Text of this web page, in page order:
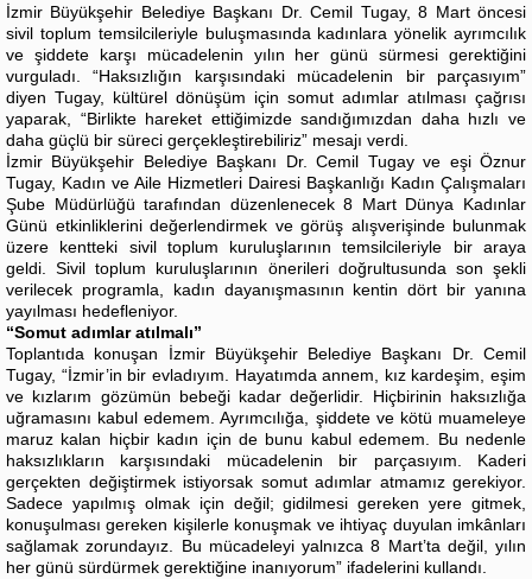
İzmir Büyükşehir Belediye Başkanı Dr. Cemil Tugay, 8 Mart öncesi
sivil toplum temsilcileriyle buluşmasında kadınlara yönelik ayrımcılık
ve şiddete karşı mücadelenin yılın her günü sürmesi gerektiğini
vurguladı. “Haksızlığın karşısındaki mücadelenin bir parçasıyım”
diyen Tugay, kültürel dönüşüm için somut adımlar atılması çağrısı
yaparak, “Birlikte hareket ettiğimizde sandığımızdan daha hızlı ve
daha güçlü bir süreci gerçekleştirebiliriz” mesajı verdi.
İzmir Büyükşehir Belediye Başkanı Dr. Cemil Tugay ve eşi Öznur
Tugay, Kadın ve Aile Hizmetleri Dairesi Başkanlığı Kadın Çalışmaları
Şube Müdürlüğü tarafından düzenlenecek 8 Mart Dünya Kadınlar
Günü etkinliklerini değerlendirmek ve görüş alışverişinde bulunmak
üzere kentteki sivil toplum kuruluşlarının temsilcileriyle bir araya
geldi. Sivil toplum kuruluşlarının önerileri doğrultusunda son şekli
verilecek programla, kadın dayanışmasının kentin dört bir yanına
yayılması hedefleniyor.
“Somut adımlar atılmalı”
Toplantıda konuşan İzmir Büyükşehir Belediye Başkanı Dr. Cemil
Tugay, “İzmir’in bir evladıyım. Hayatımda annem, kız kardeşim, eşim
ve kızlarım gözümün bebeği kadar değerlidir. Hiçbirinin haksızlığa
uğramasını kabul edemem. Ayrımcılığa, şiddete ve kötü muameleye
maruz kalan hiçbir kadın için de bunu kabul edemem. Bu nedenle
haksızlıkların karşısındaki mücadelenin bir parçasıyım. Kaderi
gerçekten değiştirmek istiyorsak somut adımlar atmamız gerekiyor.
Sadece yapılmış olmak için değil; gidilmesi gereken yere gitmek,
konuşulması gereken kişilerle konuşmak ve ihtiyaç duyulan imkânları
sağlamak zorundayız. Bu mücadeleyi yalnızca 8 Mart’ta değil, yılın
her günü sürdürmek gerektiğine inanıyorum” ifadelerini kullandı.